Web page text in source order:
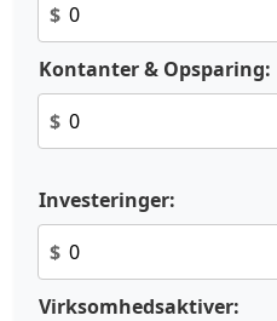
$
Kontanter & Opsparing:
$
Investeringer:
$
Virksomhedsaktiver: